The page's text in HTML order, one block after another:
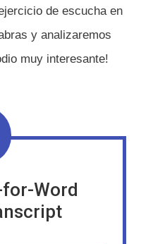
de escucha en
y analizaremos
muy interesante!
Word